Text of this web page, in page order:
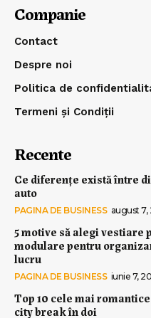
Companie
Contact
Despre noi
Politica de
Termeni și Condiții
Recente
Ce diferențe există între
auto
PAGINA DE BUSINESS august 7,
5 motive să alegi
modulare pentru
lucru
PAGINA DE BUSINESS iunie 7,
Top 10 cele mai
city break în doi